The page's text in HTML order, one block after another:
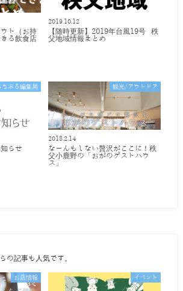
ト（お持
る飲食店
2019.10.12
【随時更新】2019年台風19号 秩
父地域情報まとめ
ちぶる編集局
らせ
観光/アウトドア
2018.2.14
なーんもしない贅沢がここに！秩
父小鹿野の「おがのゲストハウ
ス」
の記事も人気です。
お店情報 イベント